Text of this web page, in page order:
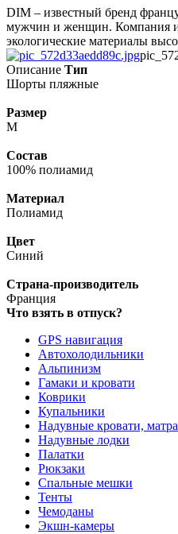
DIM – известный бренд
мужчин и женщин. Компания
экологические материалы
Описание Тип
Шорты пляжные
Размер
M
Состав
100% полиамид
Материал
Полиамид
Цвет
Синий
Страна-производитель
Франция
Что взять в отпуск?
GPS навигация
Автохолодильники
Альпинизм
Гамаки и кровати
Коврики
Купальники
Надувные кровати,
Надувные лодки
Палатки
Рюкзаки
Спальные мешки
Тенты
Чемоданы
Экшн-камеры